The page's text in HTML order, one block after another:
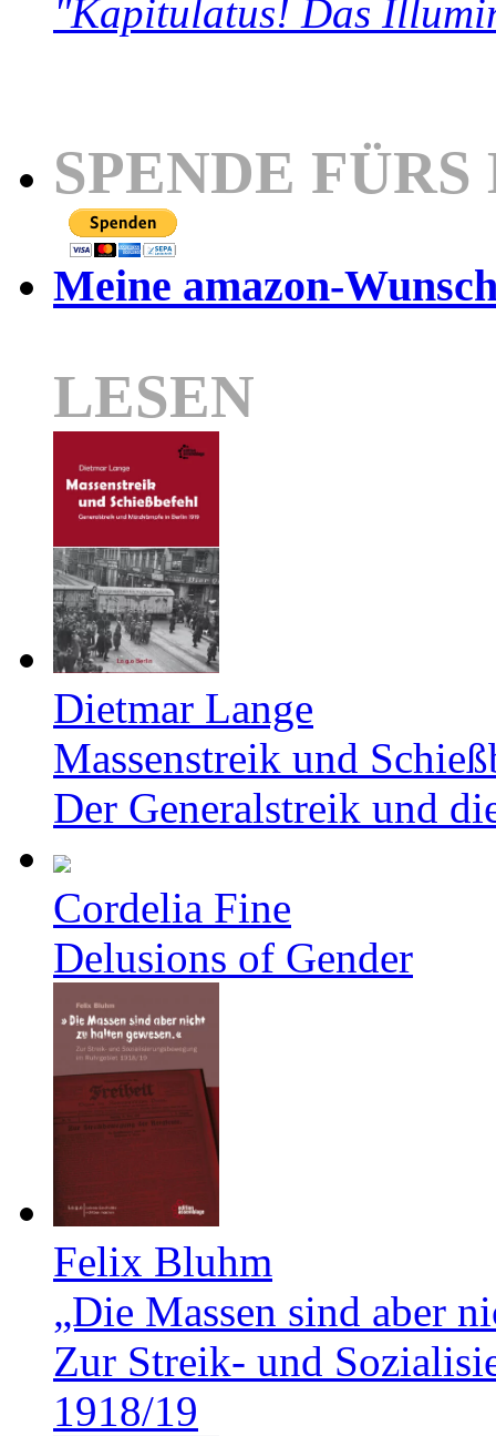
"Kapitulatus! Das
SPENDE
Meine amazon-
LESEN
Dietmar Lange
Massenstreik und
Der Generalstreik und
Cordelia Fine
Delusions of Gender
Felix Bluhm
„Die Massen sind aber
Zur Streik- und
1918/19